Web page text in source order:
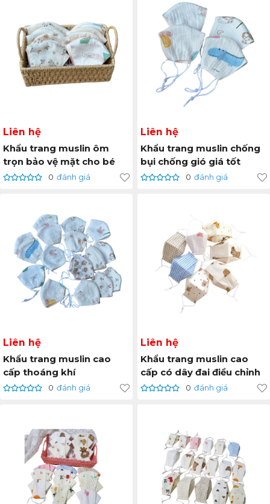
Liên hệ
Khẩu trang muslin ôm
trọn bảo vệ mặt cho bé
0 đánh giá
Liên hệ
Khẩu trang muslin chống
bụi chống gió giá tốt
0 đánh giá
Liên hệ
Khẩu trang muslin cao
cấp thoáng khí
0 đánh giá
Liên hệ
Khẩu trang muslin cao
cấp có dây đai điều chỉnh
0 đánh giá